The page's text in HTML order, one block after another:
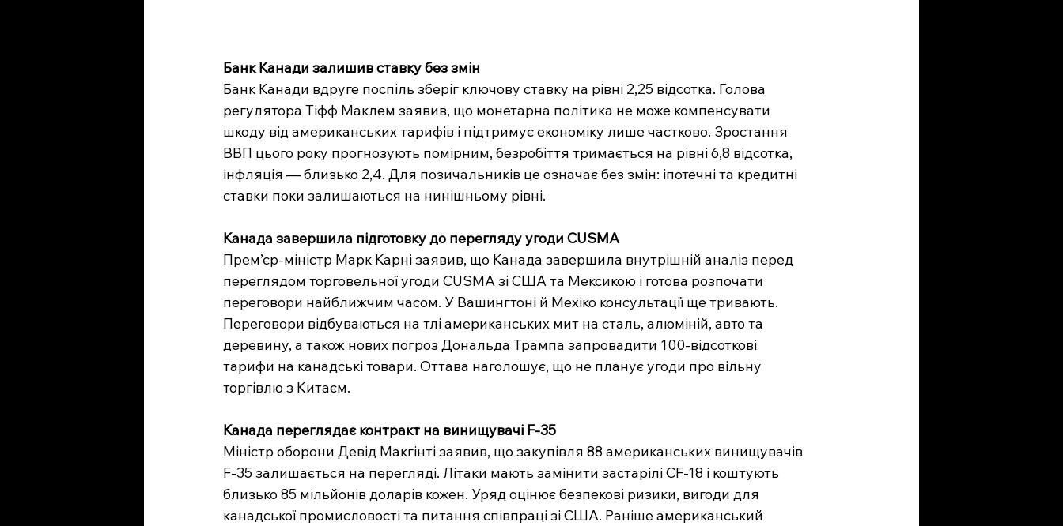
Банк Канади залишив ставку без змін
Банк Канади вдруге поспіль зберіг ключову ставку на рівні 2,25 відсотка. Голова
регулятора Тіфф Маклем заявив, що монетарна політика не може компенсувати
шкоду від американських тарифів і підтримує економіку лише частково. Зростання
ВВП цього року прогнозують помірним, безробіття тримається на рівні 6,8 відсотка,
інфляція — близько 2,4. Для позичальників це означає без змін: іпотечні та кредитні
ставки поки залишаються на нинішньому рівні.
Канада завершила підготовку до перегляду угоди CUSMA
Прем’єр-міністр Марк Карні заявив, що Канада завершила внутрішній аналіз перед
переглядом торговельної угоди CUSMA зі США та Мексикою і готова розпочати
переговори найближчим часом. У Вашингтоні й Мехіко консультації ще тривають.
Переговори відбуваються на тлі американських мит на сталь, алюміній, авто та
деревину, а також нових погроз Дональда Трампа запровадити 100-відсоткові
тарифи на канадські товари. Оттава наголошує, що не планує угоди про вільну
торгівлю з Китаєм.
Канада переглядає контракт на винищувачі F-35
Міністр оборони Девід Макгінті заявив, що закупівля 88 американських винищувачів
F-35 залишається на перегляді. Літаки мають замінити застарілі CF-18 і коштують
близько 85 мільйонів доларів кожен. Уряд оцінює безпекові ризики, вигоди для
канадської промисловості та питання співпраці зі США. Раніше американський